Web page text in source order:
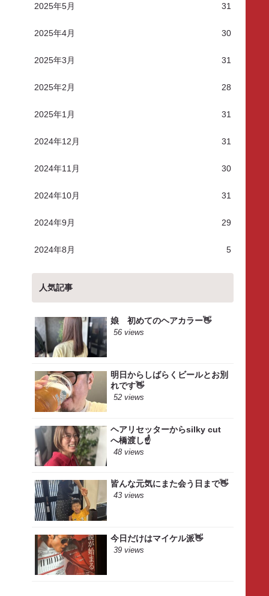
2025年5月 31
2025年4月 30
2025年3月 31
2025年2月 28
2025年1月 31
2024年12月 31
2024年11月 30
2024年10月 31
2024年9月 29
2024年8月 5
人気記事
娘 初めてのヘアカラー👋
56 views
明日からしばらくビールとお別
れです👋
52 views
ヘアリセッターからsilky cut
へ橋渡し☝️
48 views
皆んな元気にまた会う日まで👋
43 views
今日だけはマイケル派👋
39 views